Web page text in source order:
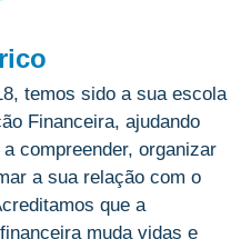
temos sido a sua escola
Financeira, ajudando
compreender, organizar
a sua relação com o
que a
muda vidas e